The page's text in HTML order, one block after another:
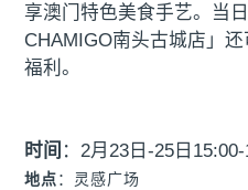
享澳门特色美食手艺。当
CHAMIGO南头古城店」
福利。
时间 ：2月23日-25日
地点 ： 灵感广场